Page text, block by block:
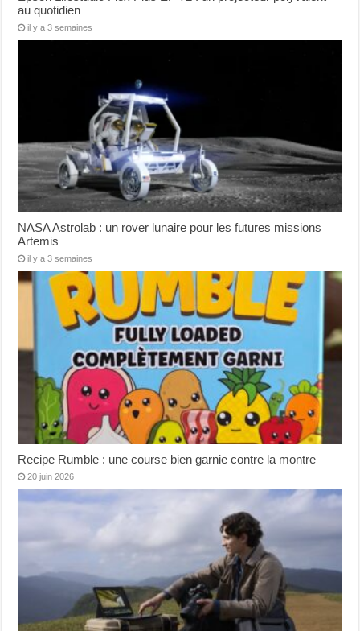
au quotidien
il y a 3 semaines
NASA Astrolab : un rover lunaire pour les futures missions
Artemis
il y a 3 semaines
Recipe Rumble : une course bien garnie contre la montre
20 juin 2026